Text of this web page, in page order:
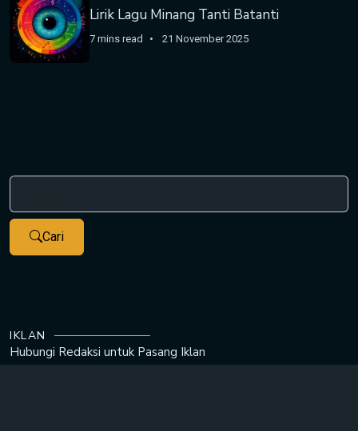
Lirik Lagu Minang Tanti Batanti
7 mins read 21 November 2025
Cari
IKLAN
Hubungi Redaksi untuk Pasang Iklan